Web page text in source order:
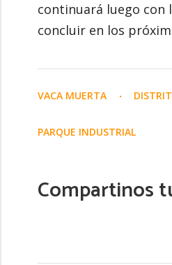
continuará luego con
concluir en los
VACA MUERTA
PARQUE INDUSTRIAL
Compartinos